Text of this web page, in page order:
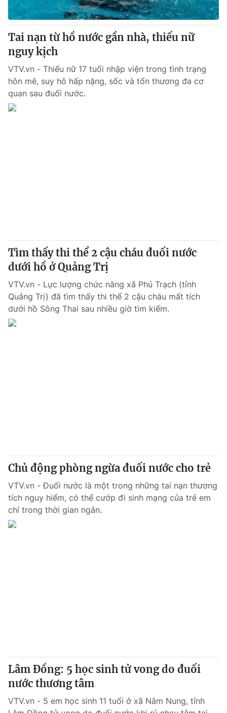
Tư vấn
Chuyên mục khác
Emagazine
Photo Infographic
Video
VTV9
Liên hệ tòa soạn English
Tổng Biên tập:Vũ Thanh Thủy
Phó Tổng Biên tập:Nguyễn Thị Mỹ Hạnh, Phạm Quốc Thắng,
Nguyễn Trọng Ninh
Tổng đài VTV:024.38 355 931 - 024.38 355 932
Ðiện thoại Thời báo VTV:024.66 897 897
Email:
® Cấm sao chép dưới mọi hình thức nếu không có sự chấp
thuận bằng văn bản. Ghi rõ nguồn VTV.vn khi phát hành lại
thông tin từ website này.
Tai nạn từ hồ nước gần nhà, thiếu nữ
nguy kịch
VTV.vn - Thiếu nữ 17 tuổi nhập viện trong tình trạng
hôn mê, suy hô hấp nặng, sốc và tổn thương đa cơ
quan sau đuối nước.
Tìm thấy thi thể 2 cậu cháu đuối nước
dưới hồ ở Quảng Trị
VTV.vn - Lực lượng chức năng xã Phú Trạch (tỉnh
Quảng Trị) đã tìm thấy thi thể 2 cậu cháu mất tích
dưới hồ Sông Thai sau nhiều giờ tìm kiếm.
Chủ động phòng ngừa đuối nước cho trẻ
VTV.vn - Đuối nước là một trong những tai nạn thương
tích nguy hiểm, có thể cướp đi sinh mạng của trẻ em
chỉ trong thời gian ngắn.
Lâm Đồng: 5 học sinh tử vong do đuối
nước thương tâm
VTV.vn - 5 em học sinh 11 tuổi ở xã Nâm Nung, tỉnh